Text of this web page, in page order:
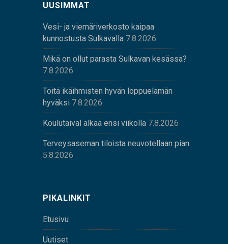
UUSIMMAT
Vesi- ja viemäriverkosto kaipaa
kunnostusta Sulkavalla 7.8.2026
Mikä on ollut parasta Sulkavan kesässä?
7.8.2026
Töitä ikäihmisten hyvän loppuelämän
hyväksi 7.8.2026
Koulutaival alkaa ensi viikolla 7.8.2026
Terveysaseman tiloista neuvotellaan pian
5.8.2026
PIKALINKIT
Etusivu
Uutiset